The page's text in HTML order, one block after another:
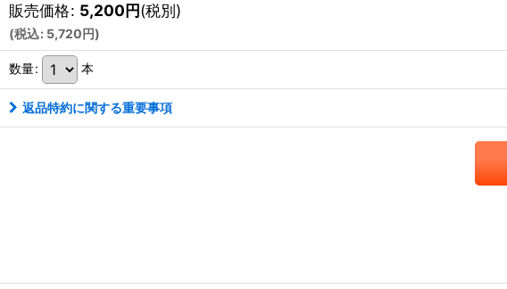
販売価格: 5,200円(税別)
(税込: 5,720 円)
数量: 本
返品特約に関する重要事項